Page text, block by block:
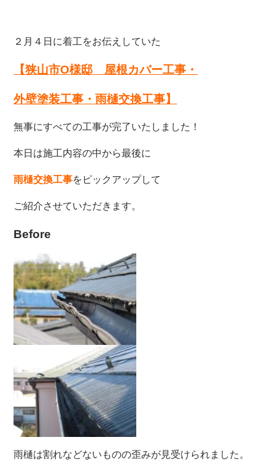
２月４日に着工をお伝えしていた
【狭山市O様邸 屋根カバー工事・
外壁塗装工事・雨樋交換工事】
無事にすべての工事が完了いたしました！
本日は施工内容の中から最後に
雨樋交換工事をピックアップして
ご紹介させていただきます。
Before
雨樋は割れなどないものの歪みが見受けられました。